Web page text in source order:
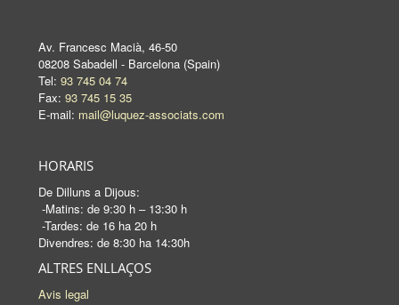
Av. Francesc Macià, 46-50
08208 Sabadell - Barcelona (Spain)
Tel: 93 745 04 74
Fax: 93 745 15 35
E-mail: mail@luquez-associats.com
HORARIS
De Dilluns a Dijous:
-Matins: de 9:30 h – 13:30 h
-Tardes: de 16 ha 20 h
Divendres: de 8:30 ha 14:30h
ALTRES ENLLAÇOS
Avis legal